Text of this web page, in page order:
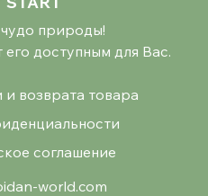
природы!
доступным для Вас.
и возврата товара
соглашение
world.com